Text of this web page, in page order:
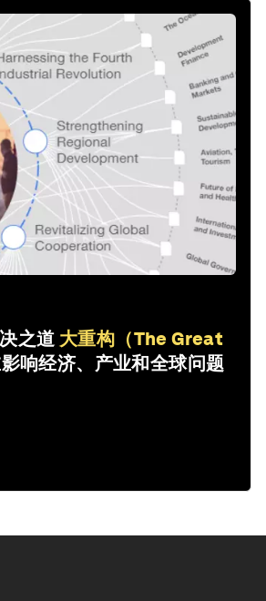
之道 大重构（The Great
响经济、产业和全球问题